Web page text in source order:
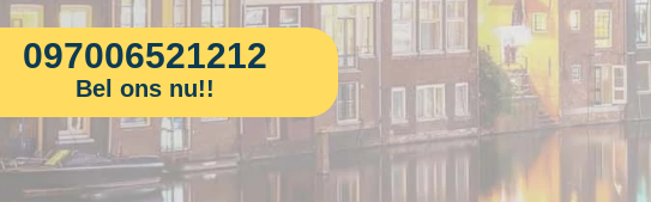
097006521212
Bel ons nu!!